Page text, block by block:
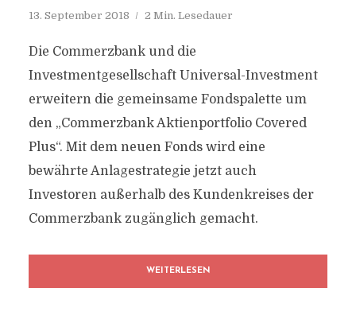
13. September 2018 2 Min. Lesedauer
Die Commerzbank und die
Investmentgesellschaft Universal-Investment
erweitern die gemeinsame Fondspalette um
den „Commerzbank Aktienportfolio Covered
Plus“. Mit dem neuen Fonds wird eine
bewährte Anlagestrategie jetzt auch
Investoren außerhalb des Kundenkreises der
Commerzbank zugänglich gemacht.
WEITERLESEN